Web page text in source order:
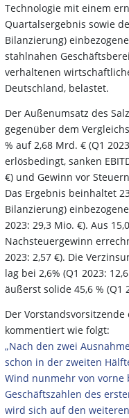
Technologie mit einem
Quartalsergebnis sowie
Bilanzierung)
stahlnahen
verhaltenen
Deutschland, belastet.
Der Außenumsatz des
gegenüber dem
% auf 2,68 Mrd. € (Q1
erlösbedingt, sanken
€) und Gewinn vor
Das Ergebnis beinhaltet
Bilanzierung)
2023: 29,3 Mio. €). Aus
Nachsteuergewinn
2023: 2,57 €). Die
lag bei 2,6% (Q1 2023:
äußerst solide 45,6 % (Q1
Der
kommentiert wie folgt:
„Nach den zwei
schon in der zweiten
Wind nunmehr von vorne
Geschäftszahlen des
wird sich auf den